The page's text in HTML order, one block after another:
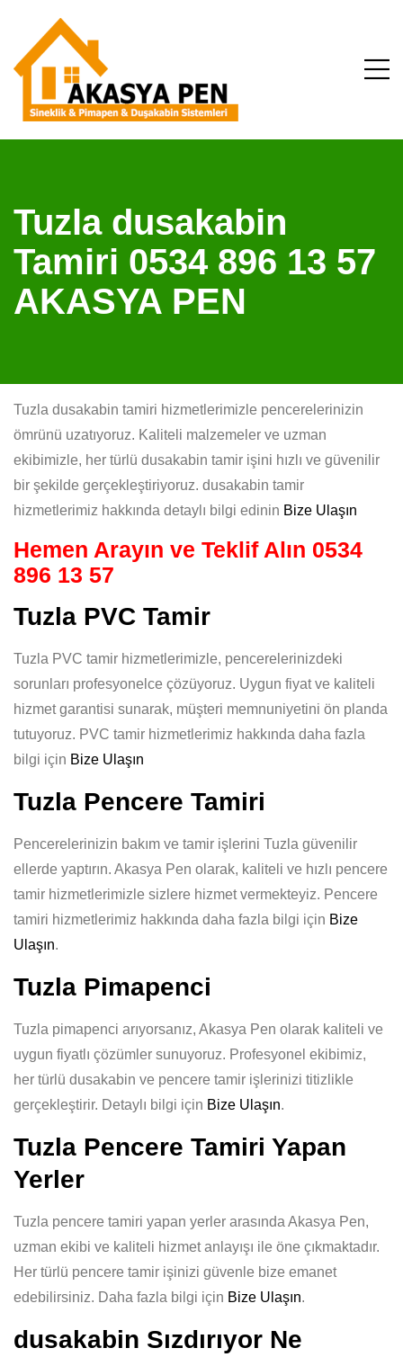
Tuzla dusakabin
Tamiri 0534 896 13 57
AKASYA PEN
Tuzla dusakabin tamiri hizmetlerimizle pencerelerinizin
ömrünü uzatıyoruz. Kaliteli malzemeler ve uzman
ekibimizle, her türlü dusakabin tamir işini hızlı ve güvenilir
bir şekilde gerçekleştiriyoruz. dusakabin tamir
hizmetlerimiz hakkında detaylı bilgi edinin Bize Ulaşın
Hemen Arayın ve Teklif Alın 0534
896 13 57
Tuzla PVC Tamir
Tuzla PVC tamir hizmetlerimizle, pencerelerinizdeki
sorunları profesyonelce çözüyoruz. Uygun fiyat ve kaliteli
hizmet garantisi sunarak, müşteri memnuniyetini ön planda
tutuyoruz. PVC tamir hizmetlerimiz hakkında daha fazla
bilgi için Bize Ulaşın
Tuzla Pencere Tamiri
Pencerelerinizin bakım ve tamir işlerini Tuzla güvenilir
ellerde yaptırın. Akasya Pen olarak, kaliteli ve hızlı pencere
tamir hizmetlerimizle sizlere hizmet vermekteyiz. Pencere
tamiri hizmetlerimiz hakkında daha fazla bilgi için Bize
Ulaşın.
Tuzla Pimapenci
Tuzla pimapenci arıyorsanız, Akasya Pen olarak kaliteli ve
uygun fiyatlı çözümler sunuyoruz. Profesyonel ekibimiz,
her türlü dusakabin ve pencere tamir işlerinizi titizlikle
gerçekleştirir. Detaylı bilgi için Bize Ulaşın.
Tuzla Pencere Tamiri Yapan
Yerler
Tuzla pencere tamiri yapan yerler arasında Akasya Pen,
uzman ekibi ve kaliteli hizmet anlayışı ile öne çıkmaktadır.
Her türlü pencere tamir işinizi güvenle bize emanet
edebilirsiniz. Daha fazla bilgi için Bize Ulaşın.
dusakabin Sızdırıyor Ne